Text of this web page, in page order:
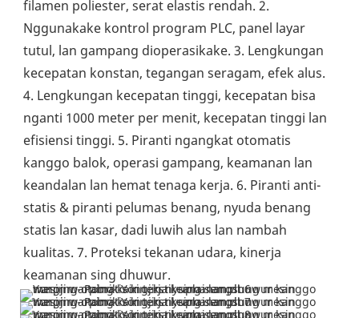
filamen poliester, serat elastis rendah. 2.
Nggunakake kontrol program PLC, panel layar
tutul, lan gampang dioperasikake. 3. Lengkungan
kecepatan konstan, tegangan seragam, efek alus.
4. Lengkungan kecepatan tinggi, kecepatan bisa
nganti 1000 meter per menit, kecepatan tinggi lan
efisiensi tinggi. 5. Piranti ngangkat otomatis
kanggo balok, operasi gampang, keamanan lan
keandalan lan hemat tenaga kerja. 6. Piranti anti-
statis & piranti pelumas benang, nyuda benang
statis lan kasar, dadi luwih alus lan nambah
kualitas. 7. Proteksi tekanan udara, kinerja
keamanan sing dhuwur.